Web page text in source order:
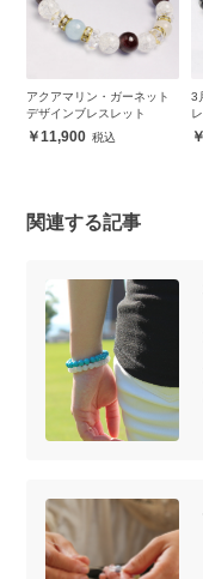
アクアマリン・ガーネット
デザインブレスレット
11,900
3
関連する記事